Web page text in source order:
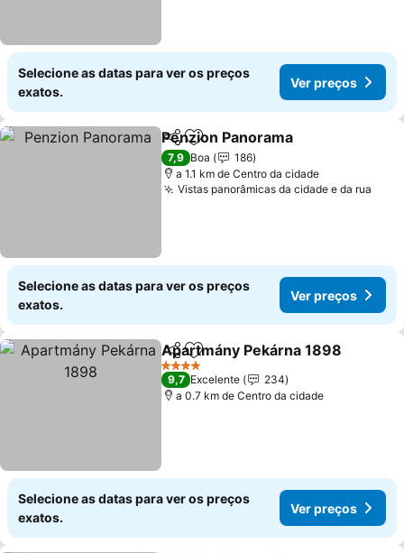
Selecione as datas para ver os preços
exatos.
Ver preços
PartilharAdicionar aos favoritos
Penzion Panorama
7,9 Boa
186
a 1.1 km de Centro da cidade
Vistas panorâmicas da cidade e da rua
Selecione as datas para ver os preços
exatos.
Ver preços
PartilharAdicionar aos favoritos
Apartmány Pekárna 1898
4 Estrelas
9,7 Excelente
234
a 0.7 km de Centro da cidade
Selecione as datas para ver os preços
exatos.
Ver preços